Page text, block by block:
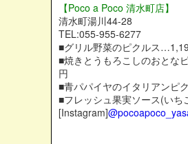
【Poco a Poco 清水町店】
清水町湯川44-28
TEL:055-955-6277
■グリル野菜のピクルス
■焼きとうもろこしのおとな
円
■青パパイヤのイタリアンピ
■フレッシュ果実ソース(い
[Instagram]